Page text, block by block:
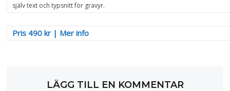
själv text och typsnitt för gravyr.
Pris 490 kr | Mer info
LÄGG TILL EN KOMMENTAR